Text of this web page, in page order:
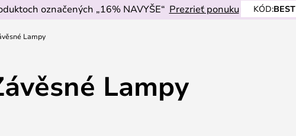
označených „16% NAVYŠE“ Prezrieť ponuku KÓD:BEST
Lampy
Lampy